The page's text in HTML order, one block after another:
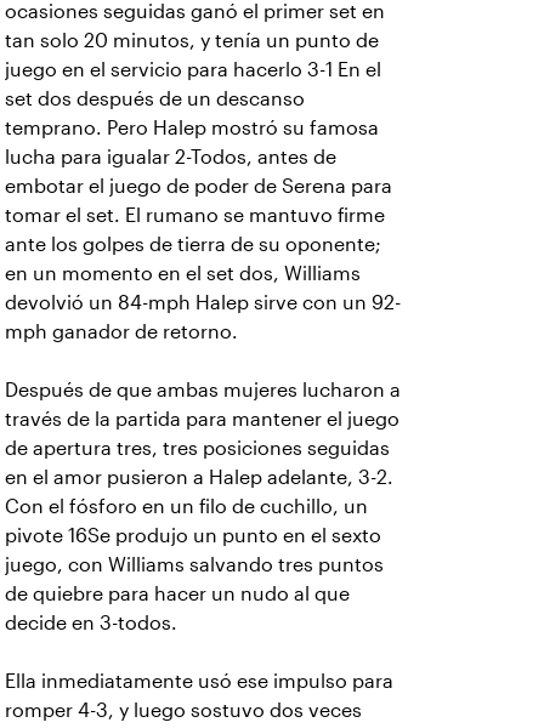
ocasiones seguidas ganó el primer set en
tan solo 20 minutos, y tenía un punto de
juego en el servicio para hacerlo 3-1 En el
set dos después de un descanso
temprano. Pero Halep mostró su famosa
lucha para igualar 2-Todos, antes de
embotar el juego de poder de Serena para
tomar el set. El rumano se mantuvo firme
ante los golpes de tierra de su oponente;
en un momento en el set dos, Williams
devolvió un 84-mph Halep sirve con un 92-
mph ganador de retorno.
Después de que ambas mujeres lucharon a
través de la partida para mantener el juego
de apertura tres, tres posiciones seguidas
en el amor pusieron a Halep adelante, 3-2.
Con el fósforo en un filo de cuchillo, un
pivote 16Se produjo un punto en el sexto
juego, con Williams salvando tres puntos
de quiebre para hacer un nudo al que
decide en 3-todos.
Ella inmediatamente usó ese impulso para
romper 4-3, y luego sostuvo dos veces